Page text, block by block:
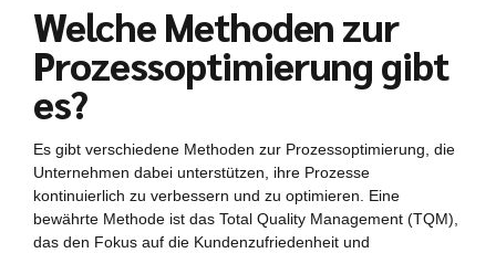
Welche Methoden zur
Prozessoptimierung gibt
es?
Es gibt verschiedene Methoden zur Prozessoptimierung, die
Unternehmen dabei unterstützen, ihre Prozesse
kontinuierlich zu verbessern und zu optimieren. Eine
bewährte Methode ist das Total Quality Management (TQM),
das den Fokus auf die Kundenzufriedenheit und